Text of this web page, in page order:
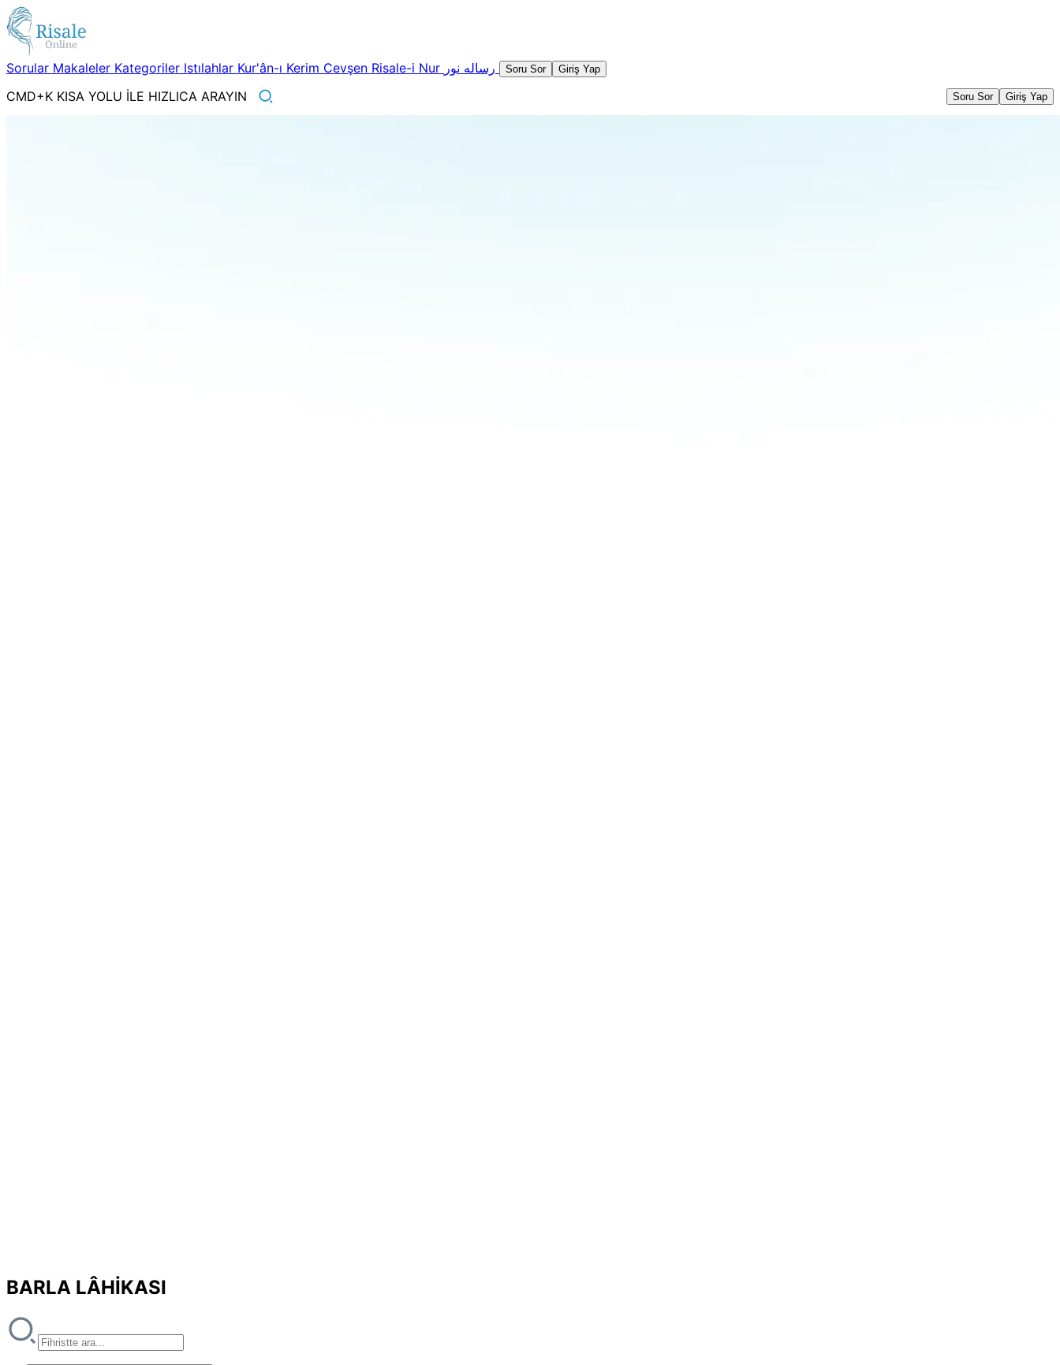
Sorular Makaleler Kategoriler Istılahlar Kur'ân-ı Kerim Cevşen Risale-i Nur Soru Sor Giriş Yap
CMD+K KISA YOLU İLE HIZLICA ARAYIN Soru Sor Giriş Yap
BARLA LÂHİKASI